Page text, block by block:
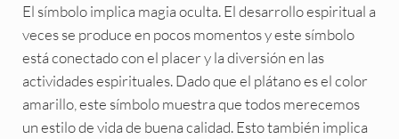
El símbolo implica magia oculta. El desarrollo espiritual a
veces se produce en pocos momentos y este símbolo
está conectado con el placer y la diversión en las
actividades espirituales. Dado que el plátano es el color
amarillo, este símbolo muestra que todos merecemos
un estilo de vida de buena calidad. Esto también implica